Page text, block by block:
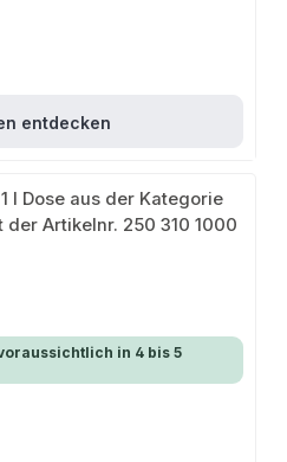
entdecken
in 4 bis 5